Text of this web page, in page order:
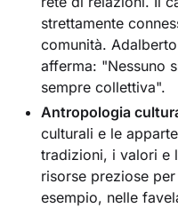
strettamente
comunità.
afferma: "Nessuno
sempre collettiva".
Antropologia
culturali e le
tradizioni, i valori e
risorse preziose
esempio, nelle